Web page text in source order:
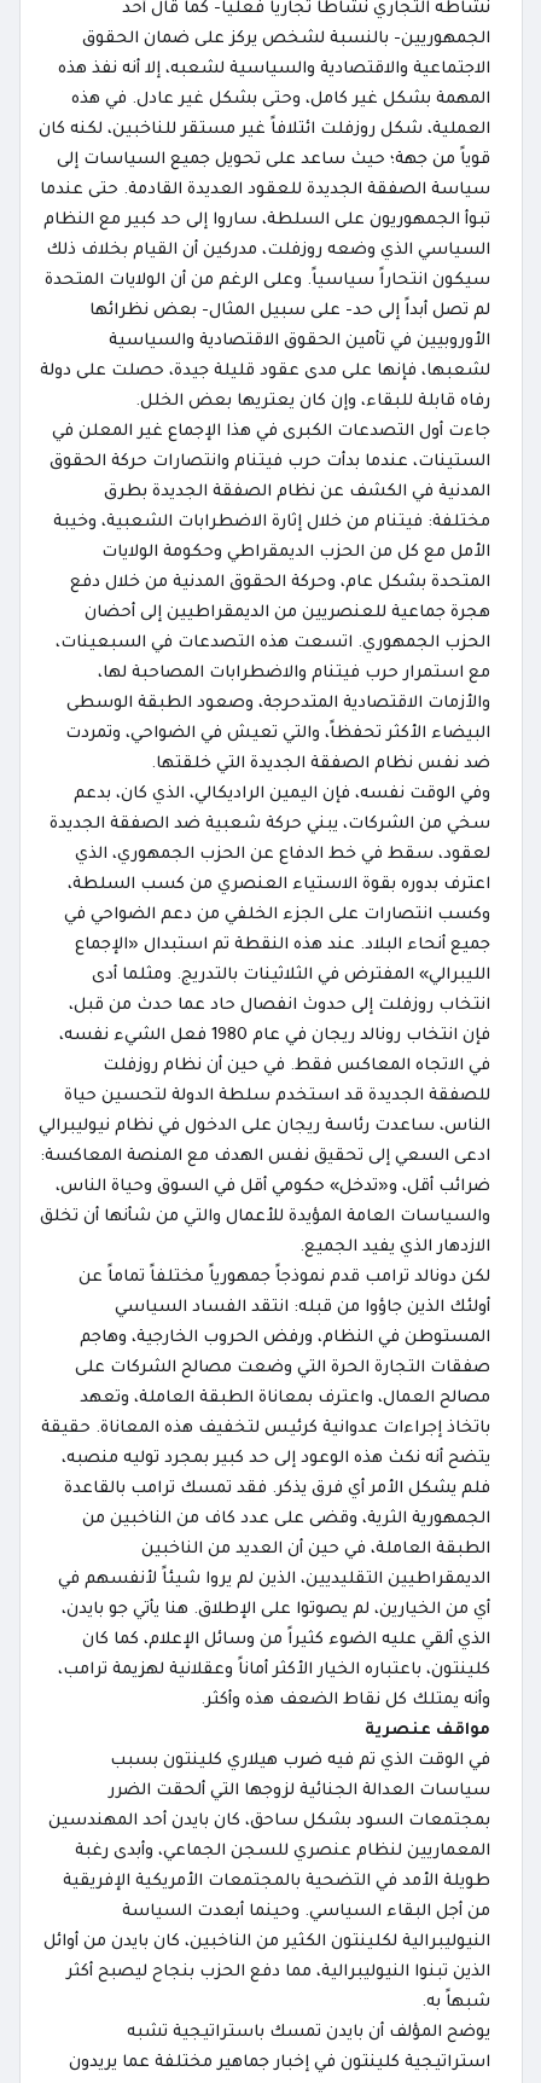
نشاطه التجاري نشاطاً تجارياً فعلياً- كما قال أحد
الجمهوريين- بالنسبة لشخص يركز على ضمان الحقوق
الاجتماعية والاقتصادية والسياسية لشعبه، إلا أنه نفذ هذه
المهمة بشكل غير كامل، وحتى بشكل غير عادل. في هذه
العملية، شكل روزفلت ائتلافاً غير مستقر للناخبين، لكنه كان
قوياً من جهة؛ حيث ساعد على تحويل جميع السياسات إلى
سياسة الصفقة الجديدة للعقود العديدة القادمة. حتى عندما
تبوأ الجمهوريون على السلطة، ساروا إلى حد كبير مع النظام
السياسي الذي وضعه روزفلت، مدركين أن القيام بخلاف ذلك
سيكون انتحاراً سياسياً. وعلى الرغم من أن الولايات المتحدة
لم تصل أبداً إلى حد- على سبيل المثال- بعض نظرائها
الأوروبيين في تأمين الحقوق الاقتصادية والسياسية
لشعبها، فإنها على مدى عقود قليلة جيدة، حصلت على دولة
رفاه قابلة للبقاء، وإن كان يعتريها بعض الخلل.
جاءت أول التصدعات الكبرى في هذا الإجماع غير المعلن في
الستينات، عندما بدأت حرب فيتنام وانتصارات حركة الحقوق
المدنية في الكشف عن نظام الصفقة الجديدة بطرق
مختلفة: فيتنام من خلال إثارة الاضطرابات الشعبية، وخيبة
الأمل مع كل من الحزب الديمقراطي وحكومة الولايات
المتحدة بشكل عام، وحركة الحقوق المدنية من خلال دفع
هجرة جماعية للعنصريين من الديمقراطيين إلى أحضان
الحزب الجمهوري. اتسعت هذه التصدعات في السبعينات،
مع استمرار حرب فيتنام والاضطرابات المصاحبة لها،
والأزمات الاقتصادية المتدحرجة، وصعود الطبقة الوسطى
البيضاء الأكثر تحفظاً، والتي تعيش في الضواحي، وتمردت
ضد نفس نظام الصفقة الجديدة التي خلقتها.
وفي الوقت نفسه، فإن اليمين الراديكالي، الذي كان، بدعم
سخي من الشركات، يبني حركة شعبية ضد الصفقة الجديدة
لعقود، سقط في خط الدفاع عن الحزب الجمهوري، الذي
اعترف بدوره بقوة الاستياء العنصري من كسب السلطة،
وكسب انتصارات على الجزء الخلفي من دعم الضواحي في
جميع أنحاء البلاد. عند هذه النقطة تم استبدال «الإجماع
الليبرالي» المفترض في الثلاثينات بالتدريج. ومثلما أدى
انتخاب روزفلت إلى حدوث انفصال حاد عما حدث من قبل،
فإن انتخاب رونالد ريجان في عام 1980 فعل الشيء نفسه،
في الاتجاه المعاكس فقط. في حين أن نظام روزفلت
للصفقة الجديدة قد استخدم سلطة الدولة لتحسين حياة
الناس، ساعدت رئاسة ريجان على الدخول في نظام نيوليبرالي
ادعى السعي إلى تحقيق نفس الهدف مع المنصة المعاكسة:
ضرائب أقل، و«تدخل» حكومي أقل في السوق وحياة الناس،
والسياسات العامة المؤيدة للأعمال والتي من شأنها أن تخلق
الازدهار الذي يفيد الجميع.
لكن دونالد ترامب قدم نموذجاً جمهورياً مختلفاً تماماً عن
أولئك الذين جاؤوا من قبله: انتقد الفساد السياسي
المستوطن في النظام، ورفض الحروب الخارجية، وهاجم
صفقات التجارة الحرة التي وضعت مصالح الشركات على
مصالح العمال، واعترف بمعاناة الطبقة العاملة، وتعهد
باتخاذ إجراءات عدوانية كرئيس لتخفيف هذه المعاناة. حقيقة
يتضح أنه نكث هذه الوعود إلى حد كبير بمجرد توليه منصبه،
فلم يشكل الأمر أي فرق يذكر. فقد تمسك ترامب بالقاعدة
الجمهورية الثرية، وقضى على عدد كاف من الناخبين من
الطبقة العاملة، في حين أن العديد من الناخبين
الديمقراطيين التقليديين، الذين لم يروا شيئاً لأنفسهم في
أي من الخيارين، لم يصوتوا على الإطلاق. هنا يأتي جو بايدن،
الذي ألقي عليه الضوء كثيراً من وسائل الإعلام، كما كان
كلينتون، باعتباره الخيار الأكثر أماناً وعقلانية لهزيمة ترامب،
وأنه يمتلك كل نقاط الضعف هذه وأكثر.
مواقف عنصرية
في الوقت الذي تم فيه ضرب هيلاري كلينتون بسبب
سياسات العدالة الجنائية لزوجها التي ألحقت الضرر
بمجتمعات السود بشكل ساحق، كان بايدن أحد المهندسين
المعماريين لنظام عنصري للسجن الجماعي، وأبدى رغبة
طويلة الأمد في التضحية بالمجتمعات الأمريكية الإفريقية
من أجل البقاء السياسي. وحينما أبعدت السياسة
النيوليبرالية لكلينتون الكثير من الناخبين، كان بايدن من أوائل
الذين تبنوا النيوليبرالية، مما دفع الحزب بنجاح ليصبح أكثر
شبهاً به.
يوضح المؤلف أن بايدن تمسك باستراتيجية تشبه
استراتيجية كلينتون في إخبار جماهير مختلفة عما يريدون